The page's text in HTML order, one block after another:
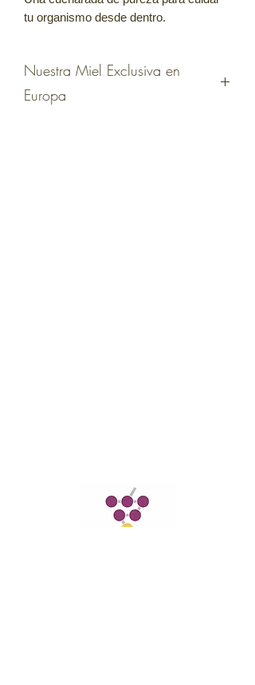
tu organismo desde dentro.
Nuestra Miel Exclusiva en
Europa